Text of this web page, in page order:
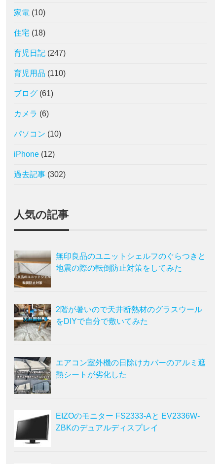
家電 (10)
住宅 (18)
育児日記 (247)
育児用品 (110)
ブログ (61)
カメラ (6)
パソコン (10)
iPhone (12)
過去記事 (302)
人気の記事
無印良品のユニットシェルフのぐらつきと
地震の際の転倒防止対策をしてみた
2階が暑いので天井断熱材のグラスウール
をDIYで自分で敷いてみた
エアコン室外機の日除けカバーのアルミ遮
熱シートが劣化した
EIZOのモニター FS2333-Aと EV2336W-
ZBKのデュアルディスプレイ